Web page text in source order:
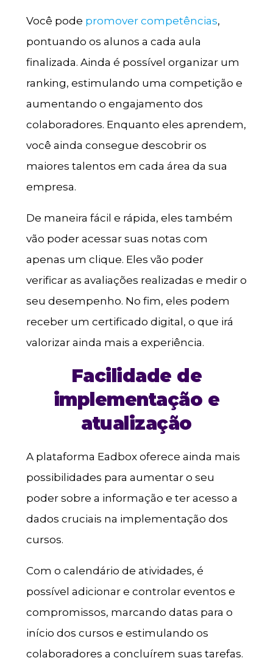
Você pode promover competências,
pontuando os alunos a cada aula
finalizada. Ainda é possível organizar um
ranking, estimulando uma competição e
aumentando o engajamento dos
colaboradores. Enquanto eles aprendem,
você ainda consegue descobrir os
maiores talentos em cada área da sua
empresa.
De maneira fácil e rápida, eles também
vão poder acessar suas notas com
apenas um clique. Eles vão poder
verificar as avaliações realizadas e medir o
seu desempenho. No fim, eles podem
receber um certificado digital, o que irá
valorizar ainda mais a experiência.
Facilidade de
implementação e
atualização
A plataforma Eadbox oferece ainda mais
possibilidades para aumentar o seu
poder sobre a informação e ter acesso a
dados cruciais na implementação dos
cursos.
Com o calendário de atividades, é
possível adicionar e controlar eventos e
compromissos, marcando datas para o
início dos cursos e estimulando os
colaboradores a concluírem suas tarefas.